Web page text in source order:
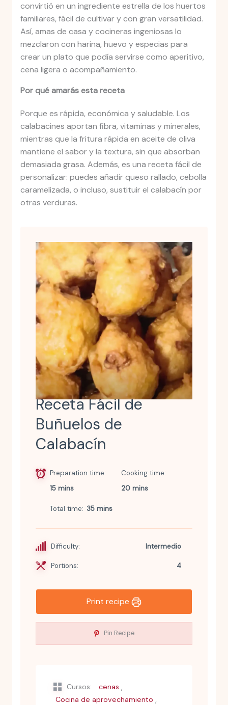
convirtió en un ingrediente estrella de los huertos
familiares, fácil de cultivar y con gran versatilidad.
Así, amas de casa y cocineras ingeniosas lo
mezclaron con harina, huevo y especias para
crear un plato que podía servirse como aperitivo,
cena ligera o acompañamiento.
Por qué amarás esta receta
Porque es rápida, económica y saludable. Los
calabacines aportan fibra, vitaminas y minerales,
mientras que la fritura rápida en aceite de oliva
mantiene el sabor y la textura, sin que absorban
demasiada grasa. Además, es una receta fácil de
personalizar: puedes añadir queso rallado, cebolla
caramelizada, o incluso, sustituir el calabacín por
otras verduras.
Receta Fácil de
Buñuelos de
Calabacín
Preparation time
15 mins
Cooking time
20 mins
Total time 35 mins
Difficulty: Intermedio
Portions: 4
Print recipe
Pin Recipe
Cursos: cenas ,
Cocina de aprovechamiento ,